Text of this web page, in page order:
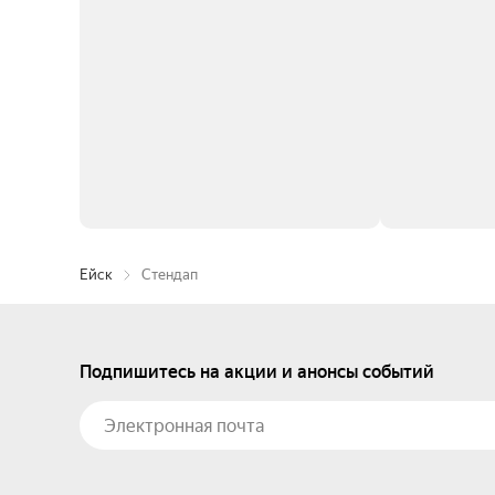
Ейск Стендап
Подпишитесь на акции и анонсы событий